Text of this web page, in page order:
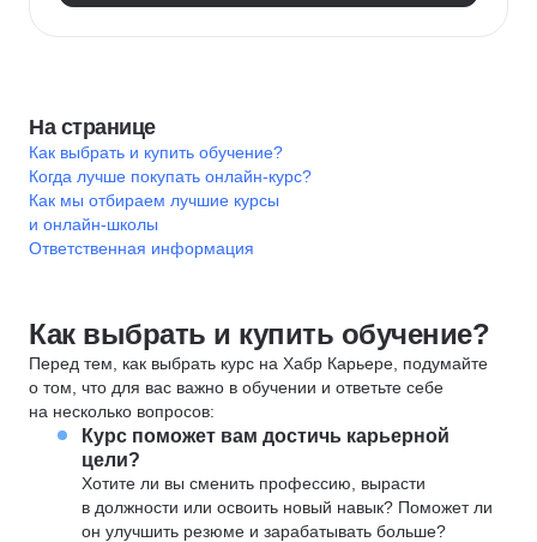
На странице
Как выбрать и купить обучение?
Когда лучше покупать онлайн-курс?
Как мы отбираем лучшие курсы
и онлайн-школы
Ответственная информация
Как выбрать и купить обучение?
Перед тем, как выбрать курс на Хабр Карьере, подумайте
о том, что для вас важно в обучении и ответьте себе
на несколько вопросов:
Курс поможет вам достичь карьерной
цели?
Хотите ли вы сменить профессию, вырасти
в должности или освоить новый навык? Поможет ли
он улучшить резюме и зарабатывать больше?